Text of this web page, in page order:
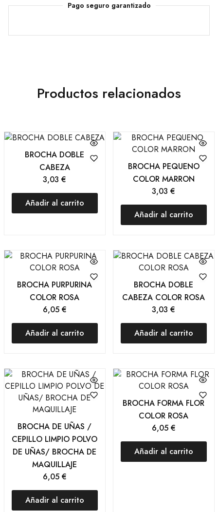
Pago seguro garantizado
Productos relacionados
BROCHA DOBLE
CABEZA
3,03 €
Añadir al carrito
BROCHA PEQUENO
COLOR MARRON
3,03 €
Añadir al carrito
BROCHA PURPURINA
COLOR ROSA
6,05 €
Añadir al carrito
BROCHA DOBLE
CABEZA COLOR ROSA
3,03 €
Añadir al carrito
BROCHA DE UÑAS /
CEPILLO LIMPIO POLVO
DE UÑAS/ BROCHA DE
MAQUILLAJE
6,05 €
Añadir al carrito
BROCHA FORMA FLOR
COLOR ROSA
6,05 €
Añadir al carrito